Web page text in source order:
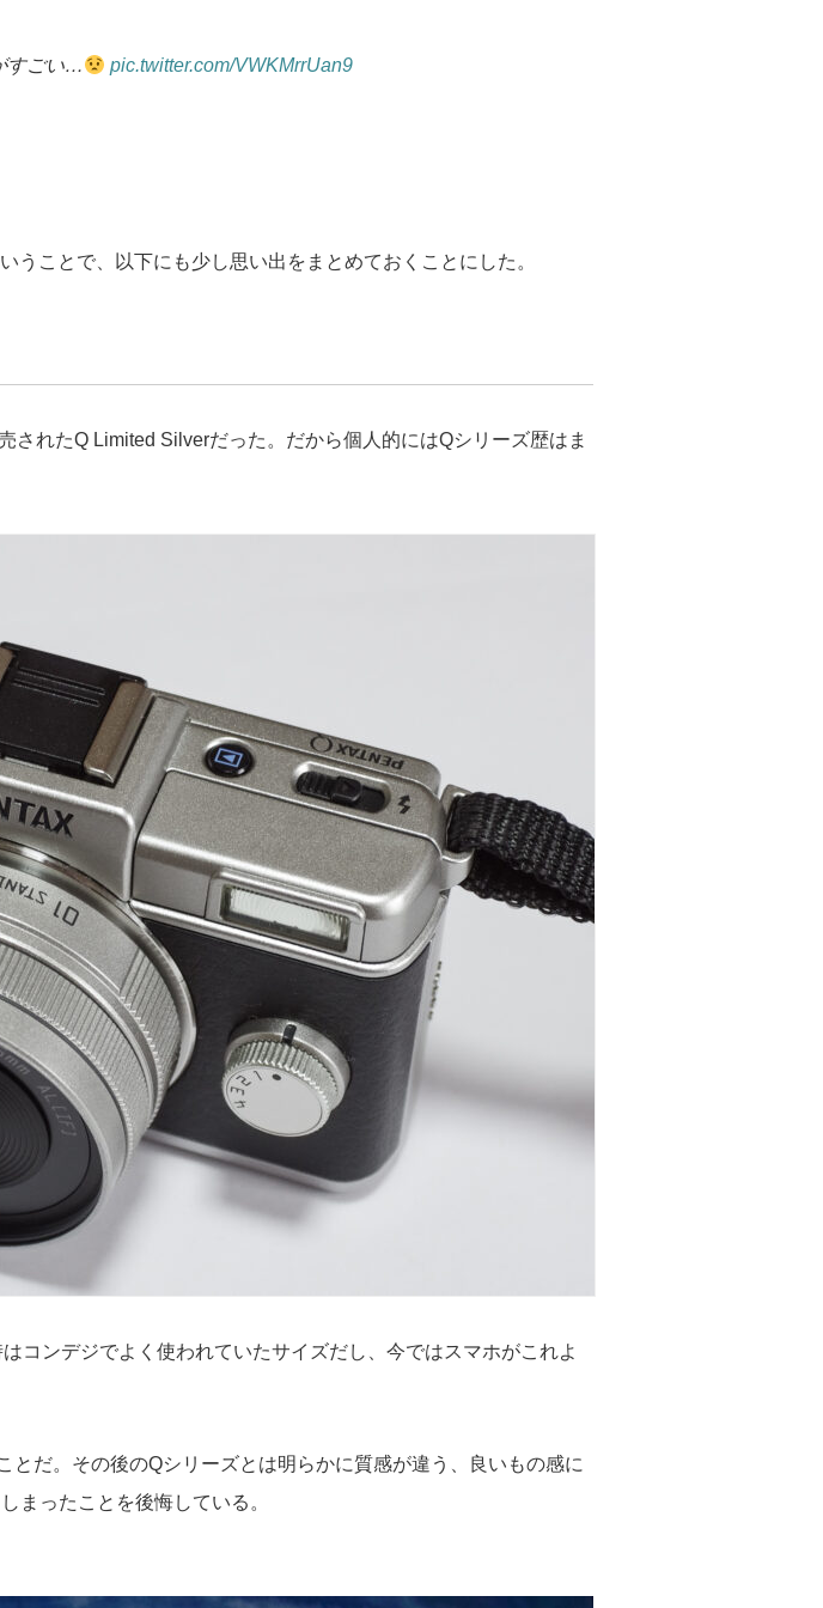
すごい… pic.twitter.com/VWKMrrUan9
ことで、以下にも少し思い出をまとめておくことにした。
れたQ Limited Silverだった。だから個人的にはQシリーズ歴はま
コンデジでよく使われていたサイズだし、今ではスマホがこれよ
だ。その後のQシリーズとは明らかに質感が違う、良いもの感に
まったことを後悔している。